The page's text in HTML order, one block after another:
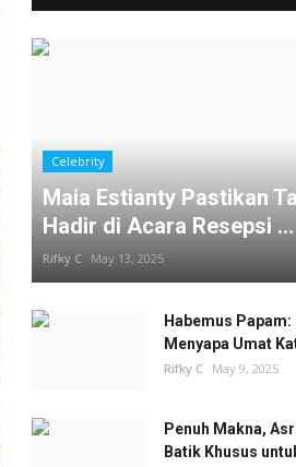
Celebrity
Maia Estianty Pastikan
Hadir di Acara Resepsi ...
Rifky C May 13, 2025
Habemus Papam:
Menyapa Umat
Rifky C May 9, 2025
Penuh Makna,
Batik Khusus